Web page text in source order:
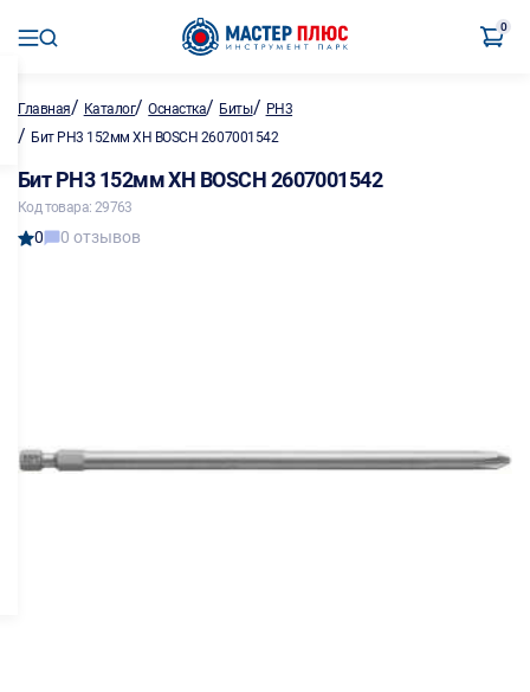
0
Главная/ Каталог/Оснастка/ Биты/ PH3
/ Бит PH3 152мм XH BOSCH 2607001542
Бит PH3 152мм XH BOSCH 2607001542
Код товара: 29763
0 0 отзывов